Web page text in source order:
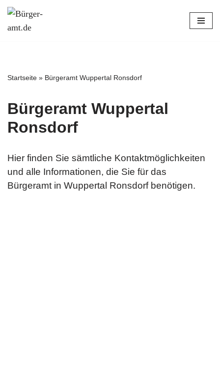
Zum
Startseite » Bürgeramt Wuppertal Ronsdorf
Bürgeramt Wuppertal
Ronsdorf
Hier finden Sie sämtliche Kontaktmöglichkeiten
und alle Informationen, die Sie für das
Bürgeramt in Wuppertal Ronsdorf benötigen.